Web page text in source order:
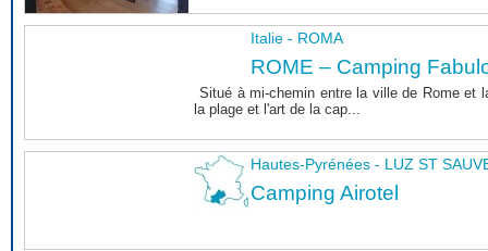
Italie - ROMA
ROME – Camping
Situé à mi-chemin entre la ville de Rome et
la plage et l'art de la cap...
Hautes-Pyrénées - LUZ ST
Camping Airotel